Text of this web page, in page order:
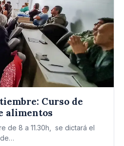
Curso de
alimentos
de 8 a 11.30h, se dictará el